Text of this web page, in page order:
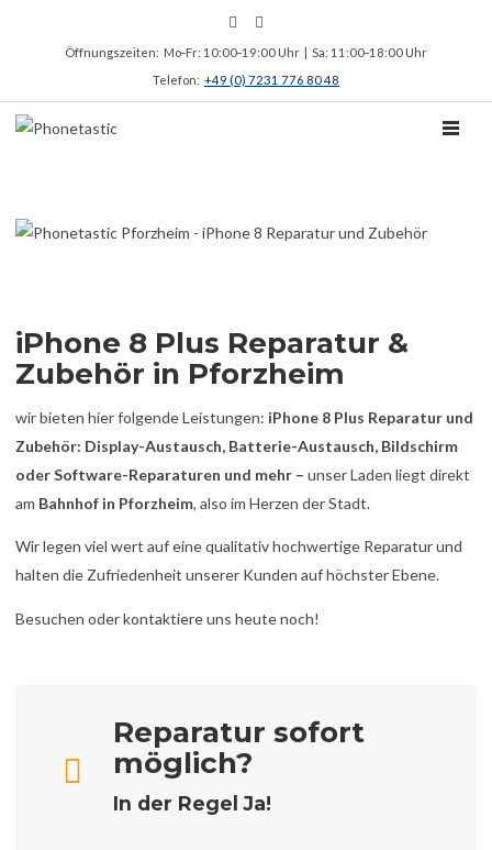
Öffnungszeiten: Mo‑Fr: 10:00‑19:00 Uhr | Sa: 11:00‑18:00 Uhr
Telefon: +49 (0) 7231 776 80 48
iPhone 8 Plus Reparatur &
Zubehör in Pforzheim
wir bieten hier folgende Leistungen: iPhone 8 Plus Reparatur und
Zubehör: Display-Austausch, Batterie-Austausch, Bildschirm
oder Software-Reparaturen und mehr – unser Laden liegt direkt
am Bahnhof in Pforzheim, also im Herzen der Stadt.
Wir legen viel wert auf eine qualitativ hochwertige Reparatur und
halten die Zufriedenheit unserer Kunden auf höchster Ebene.
Besuchen oder kontaktiere uns heute noch!
Reparatur sofort
möglich?
In der Regel Ja!